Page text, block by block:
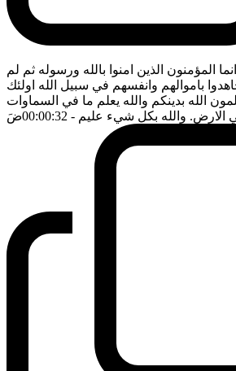
المؤمنون الذين امنوا بالله ورسوله ثم لم
باموالهم وانفسهم في سبيل الله اولئك
الله بدينكم والله يعلم ما في السماوات
الارض. والله بكل شيء عليم - 00:00:32 ضَ